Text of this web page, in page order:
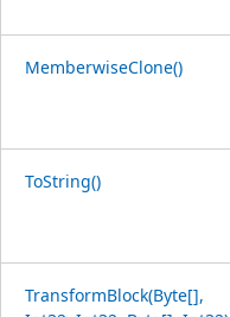
MemberwiseClone()
ToString()
TransformBlock(Byte[],